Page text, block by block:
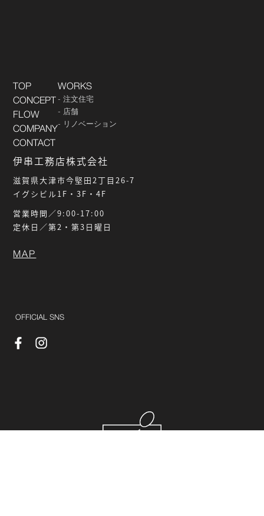
TOP
CONCEPT
FLOW
COMPANY
CONTACT
WORKS
注文住宅
店舗
リノベーション
MAP
伊串工務店株式会社
滋賀県大津市今堅田2丁目26-7
イグシビル1F・3F・4F
営業時間／9:00-17:00
定休日／第2・第3日曜日
OFFICIAL SNS